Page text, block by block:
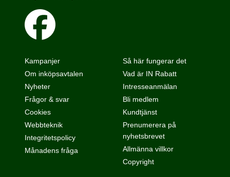
Kampanjer
Om inköpsavtalen
Nyheter
Frågor & svar
Så här fungerar det
Vad är IN Rabatt
Intresseanmälan
Bli medlem
Cookies
Webbteknik
Integritetspolicy
Månadens fråga
Kundtjänst
Prenumerera på
nyhetsbrevet
Allmänna villkor
Copyright